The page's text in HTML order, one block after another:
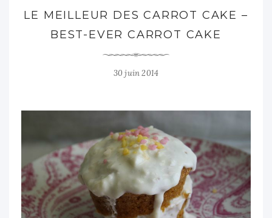
LE MEILLEUR DES CARROT CAKE –
BEST-EVER CARROT CAKE
30 juin 2014